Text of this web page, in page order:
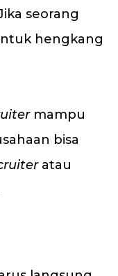
seorang
hengkang
mampu
bisa
atau